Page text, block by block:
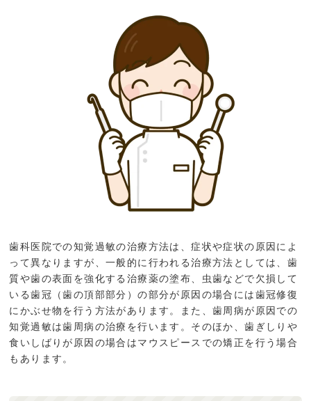
歯科医院での知覚過敏の治療方法は、症状や症状の原因によ
って異なりますが、一般的に行われる治療方法としては、歯
質や歯の表面を強化する治療薬の塗布、虫歯などで欠損して
いる歯冠（歯の頂部部分）の部分が原因の場合には歯冠修復
にかぶせ物を行う方法があります。また、歯周病が原因での
知覚過敏は歯周病の治療を行います。そのほか、歯ぎしりや
食いしばりが原因の場合はマウスピースでの矯正を行う場合
もあります。